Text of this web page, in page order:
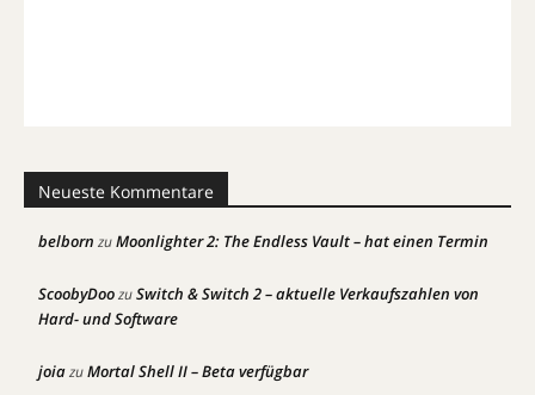
Neueste Kommentare
belborn zuMoonlighter 2: The Endless Vault – hat einen Termin
ScoobyDoozuSwitch & Switch 2 – aktuelle Verkaufszahlen von
Hard- und Software
joiazuMortal Shell II – Beta verfügbar